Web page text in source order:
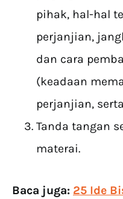
pihak, hal-hal
perjanjian,
dan cara
(keadaan
perjanjian,
Tanda tangan
materai.
Baca juga: 25 Ide